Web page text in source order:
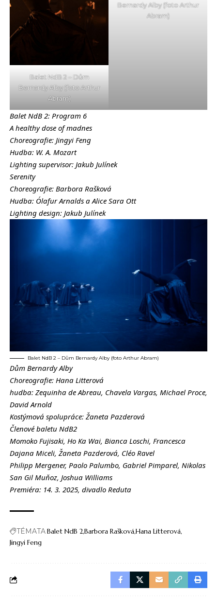
Balet NdB 2 – Dům
Bernardy Alby (foto Arthur
Abram)
Bernardy Alby (foto Arthur
Abram)
Balet NdB 2: Program 6
A healthy dose of madnes
Choreografie: Jingyi Feng
Hudba: W. A. Mozart
Lighting supervisor: Jakub Julínek
Serenity
Choreografie: Barbora Rašková
Hudba: Ólafur Arnalds a Alice Sara Ott
Lighting design: Jakub Julínek
Balet NdB 2 – Dům Bernardy Alby (foto Arthur Abram)
Dům Bernardy Alby
Choreografie: Hana Litterová
hudba: Zequinha de Abreau, Chavela Vargas, Michael Proce,
David Arnold
Kostýmová spolupráce: Žaneta Pazderová
Členové baletu NdB2
Momoko Fujisaki, Ho Ka Wai, Bianca Loschi, Francesca
Dajana Miceli, Žaneta Pazderová, Cléo Ravel
Philipp Mergener, Paolo Palumbo, Gabriel Pimparel, Nikolas
San Gil Muňoz, Joshua Williams
Premiéra: 14. 3. 2025, divadlo Reduta
TÉMATABalet NdB 2Barbora RaškováHana Litterová
Jingyi Feng